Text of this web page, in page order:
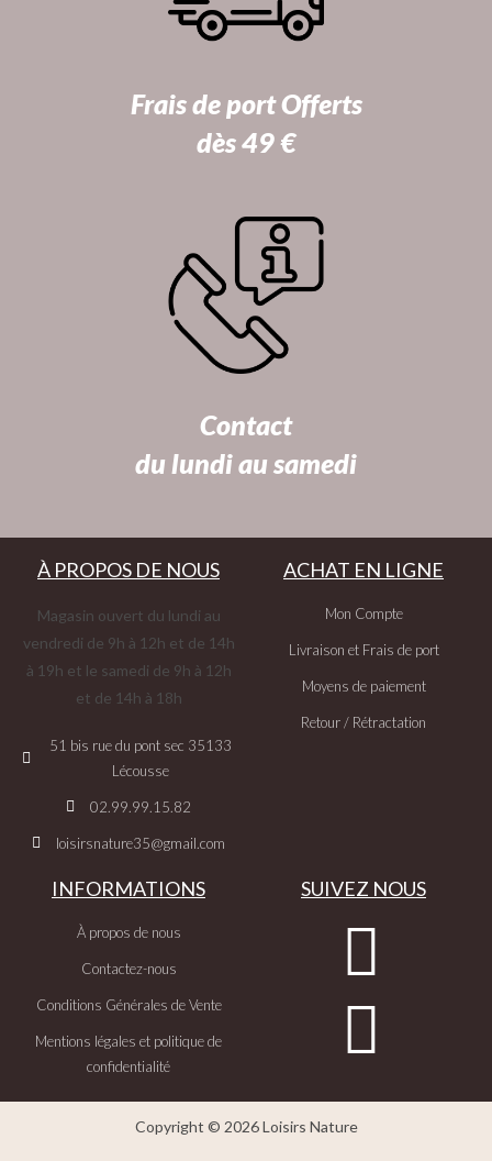
Frais de port Offerts
dès 49 €
Contact
du lundi au samedi
À PROPOS DE NOUS
Magasin ouvert du lundi au
vendredi de 9h à 12h et de 14h
à 19h et le samedi de 9h à 12h
et de 14h à 18h
51 bis rue du pont sec 35133
Lécousse
02.99.99.15.82
loisirsnature35@gmail.com
ACHAT EN LIGNE
Mon Compte
Livraison et Frais de port
Moyens de paiement
Retour / Rétractation
INFORMATIONS
À propos de nous
Contactez-nous
Conditions Générales de Vente
Mentions légales et politique de
confidentialité
SUIVEZ NOUS
Copyright © 2026 Loisirs Nature